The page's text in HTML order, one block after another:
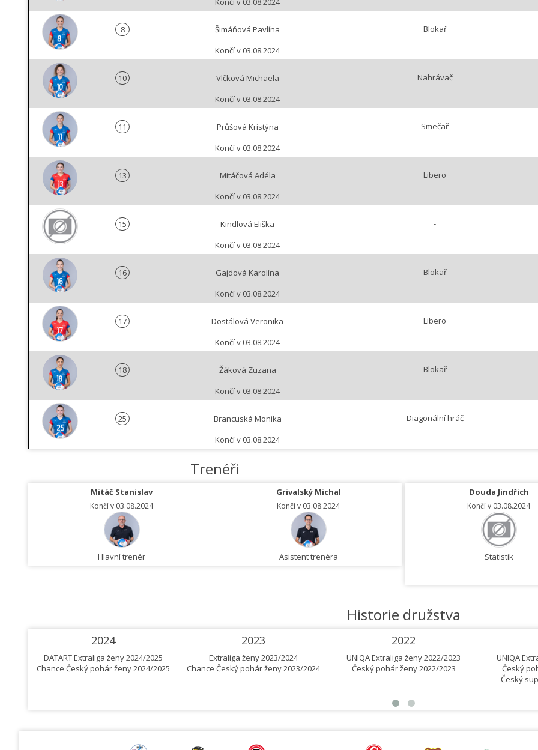
8
Šimáňová Pavlína
Končí v 03.08.2024
Blokař
10
Vlčková Michaela
Končí v 03.08.2024
Nahrávač
11
Průšová Kristýna
Končí v 03.08.2024
Smečař
13
Mitáčová Adéla
Končí v 03.08.2024
Libero
15
Kindlová Eliška
Končí v 03.08.2024
-
16
Gajdová Karolína
Končí v 03.08.2024
Blokař
17
Dostálová Veronika
Končí v 03.08.2024
Libero
18
Žáková Zuzana
Končí v 03.08.2024
Blokař
25
Brancuská Monika
Končí v 03.08.2024
Diagonální hráč
Trenéři
Mitáč Stanislav
Končí v 03.08.2024
Hlavní trenér
Grivalský Michal
Končí v 03.08.2024
Asistent trenéra
Douda Jindřich
Končí v 03.08.2024
Statistik
Historie družstva
2024
DATART Extraliga ženy 2024/2025
Chance Český pohár ženy 2024/2025
2023
Extraliga ženy 2023/2024
Chance Český pohár ženy 2023/2024
2022
UNIQA Extraliga ženy 2022/2023
Český pohár ženy 2022/2023
UNIQA
Český
Český